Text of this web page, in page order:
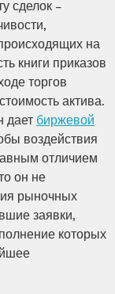
сделок –
на
книги приказов
торгов
актива.
даетбиржевой
воздействия
отличием
он не
рыночных
заявки,
которых